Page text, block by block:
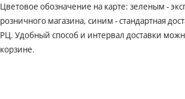
Доступны все виды оплат.
Цветовое обозначение на карте: зеленым -
розничного магазина, синим - стандартная
РЦ. Удобный способ и интервал доставки
корзине.